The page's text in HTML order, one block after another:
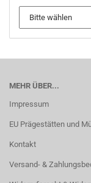
MEHR ÜBER...
Impressum
EU Prägestätten und
Kontakt
Versand- &